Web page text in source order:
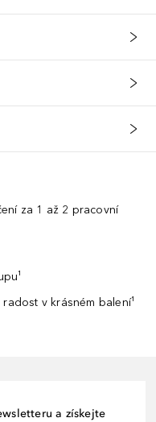
za 1 až 2 pracovní
v krásném balení¹
a získejte